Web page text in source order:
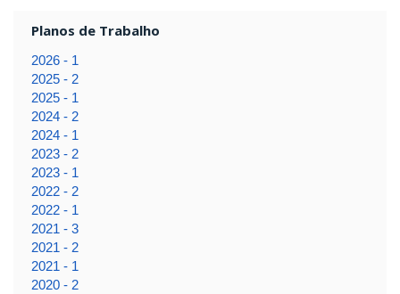
Planos de Trabalho
2026 - 1
2025 - 2
2025 - 1
2024 - 2
2024 - 1
2023 - 2
2023 - 1
2022 - 2
2022 - 1
2021 - 3
2021 - 2
2021 - 1
2020 - 2